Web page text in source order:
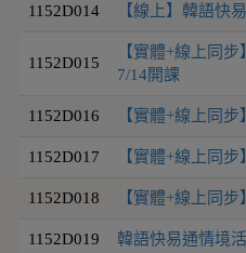
1152D014 【線上】韓語快
1152D015
【實體+線上同
7/14開課
1152D016 【實體+線上同
1152D017 【實體+線上同
1152D018 【實體+線上同
1152D019 韓語快易通情境